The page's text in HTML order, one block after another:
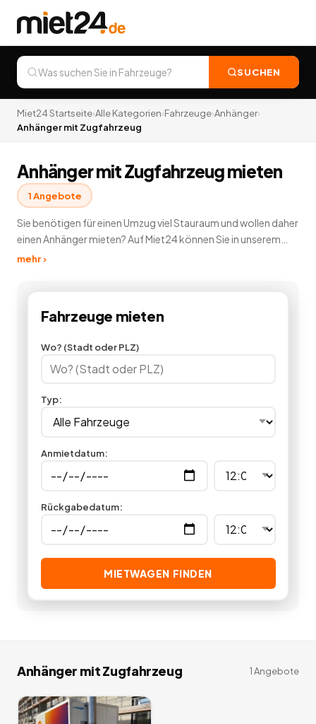
SUCHEN
Miet24 Startseite›Alle Kategorien›Fahrzeuge›Anhänger›
Anhänger mit Zugfahrzeug
Anhänger mit Zugfahrzeug mieten
1Angebote
Sie benötigen für einen Umzug viel Stauraum und wollen daher
einen Anhänger mieten? Auf Miet24 können Sie in unserem
Anhängerverleih günstig einen Anhänger mieten und
mieten. Wenn Sie einen Anhänger mieten können Sie jeden
Anhängervermietung einen Anhänger mieten und loslegen.
Angebotedeutschlandweit.
mehr ›
Fahrzeuge mieten
Wo? (Stadt oder PLZ)
Typ:
Anmietdatum:
Rückgabedatum:
MIETWAGEN FINDEN
Anhänger mit Zugfahrzeug 1Angebote